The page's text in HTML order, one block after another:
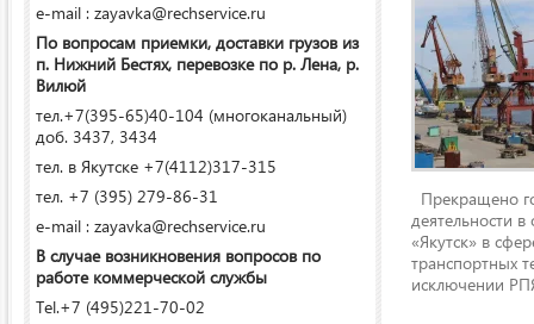
e-mail : zayavka@rechservice.ru
По вопросам приемки, доставки грузов из
п. Нижний Бестях, перевозке по р. Лена, р.
Вилюй
тел.+7(395-65)40-104 (многоканальный)
доб. 3437, 3434
тел. в Якутске +7(4112)317-315
тел. +7 (395) 279-86-31
e-mail : zayavka@rechservice.ru
В случае возникновения вопросов по
работе коммерческой службы
Tel.+7 (495)221-70-02
Прекращено
деятельности
«Якутск» в
транспортных
исключении